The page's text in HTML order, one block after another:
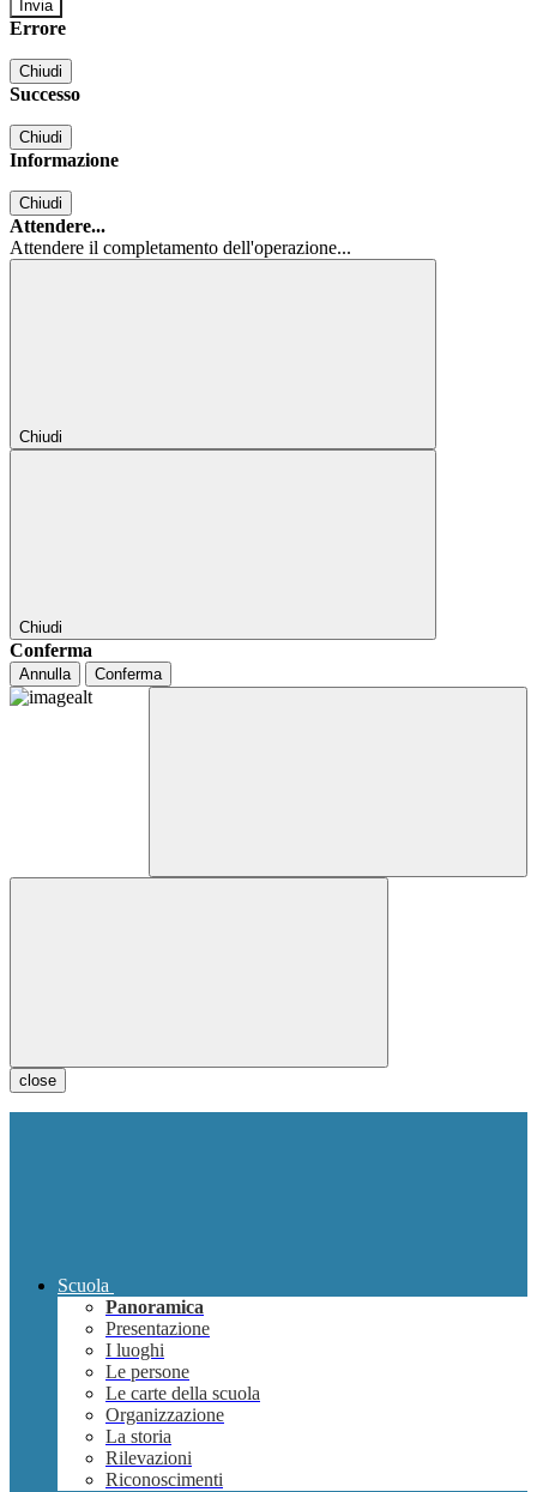
Errore
Chiudi
Successo
Chiudi
Informazione
Chiudi
Attendere...
Attendere il completamento dell'operazione...
Chiudi
Chiudi
Conferma
Annulla Conferma
close
Scuola
Panoramica
Presentazione
I luoghi
Le persone
Le carte della scuola
Organizzazione
La storia
Rilevazioni
Riconoscimenti